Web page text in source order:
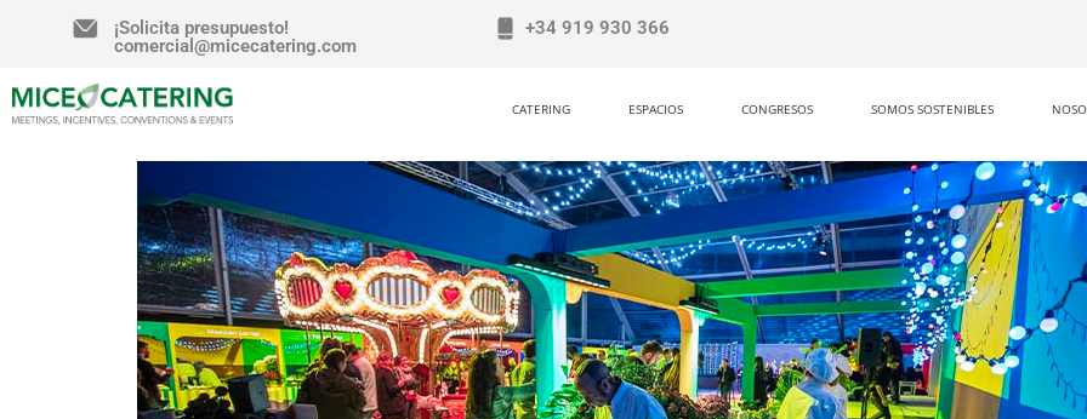
¡Solicita presupuesto!
comercial@micecatering.com
+34 919 930 366
CATERING ESPACIOS CONGRESOS SOMOS SOSTENIBLES